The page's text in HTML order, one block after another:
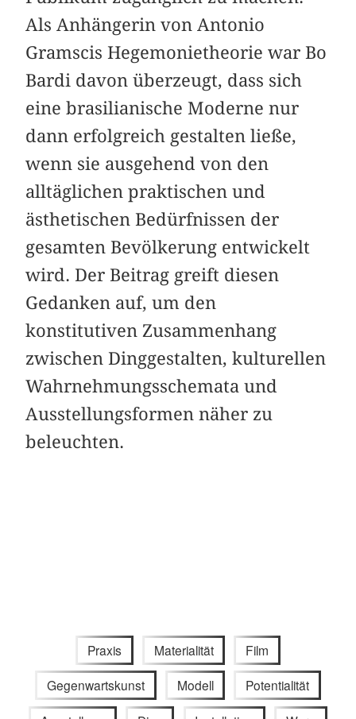
Als Anhängerin von Antonio
Gramscis Hegemonietheorie war Bo
Bardi davon überzeugt, dass sich
eine brasilianische Moderne nur
dann erfolgreich gestalten ließe,
wenn sie ausgehend von den
alltäglichen praktischen und
ästhetischen Bedürfnissen der
gesamten Bevölkerung entwickelt
wird. Der Beitrag greift diesen
Gedanken auf, um den
konstitutiven Zusammenhang
zwischen Dinggestalten, kulturellen
Wahrnehmungsschemata und
Ausstellungsformen näher zu
beleuchten.
Praxis Materialität Film
Gegenwartskunst Modell Potentialität